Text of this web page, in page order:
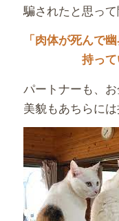
騙されたと思って
「肉体が死んで
持っていけ
パートナーも、お
美貌もあちらには